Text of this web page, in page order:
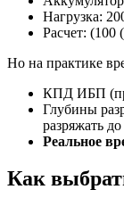
Нагрузка:
Расчет:
Но на практике
КПД ИБП
Глубины
разряжать
Реальное
Как